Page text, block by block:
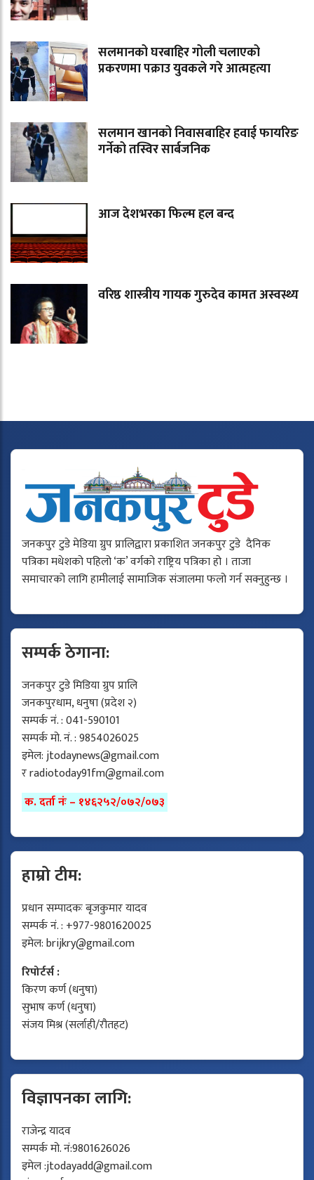
सलमानको घरबाहिर गोली चलाएको
प्रकरणमा पक्राउ युवकले गरे आत्महत्या
सलमान खानको निवासबाहिर हवाई फायरिङ
गर्नेको तस्विर सार्बजनिक
आज देशभरका फिल्म हल बन्द
वरिष्ठ शास्त्रीय गायक गुरुदेव कामत अस्वस्थ्य
जनकपुर टुडे मेडिया ग्रुप प्रालिद्वारा प्रकाशित जनकपुर टुडे दैनिक
पत्रिका मधेशको पहिलो ‘क’ वर्गको राष्ट्रिय पत्रिका हो । ताजा
समाचारको लागि हामीलाई सामाजिक संजालमा फलो गर्न सक्नुहुन्छ ।
सम्पर्क ठेगाना:
जनकपुर टुडे मिडिया ग्रुप प्रालि
जनकपुरधाम, धनुषा (प्रदेश २)
सम्पर्क नं. : 041-590101
सम्पर्क मो. नं. : 9854026025
इमेल:jtodaynews@gmail.com
रradiotoday91fm@gmail.com
क. दर्ता नंः – १४६२५२/०७२/०७३
हाम्रो टीम:
प्रधान सम्पादकः बृजकुमार यादव
सम्पर्क नं. : +977-9801620025
इमेल:brijkry@gmail.com
रिपोर्टर्स :
किरण कर्ण (धनुषा)
सुभाष कर्ण (धनुषा)
संजय मिश्र (सर्लाही/रौतहट)
विज्ञापनका लागि:
राजेन्द्र यादव
सम्पर्क मो. नं:9801626026
इमेल :jtodayadd@gmail.com